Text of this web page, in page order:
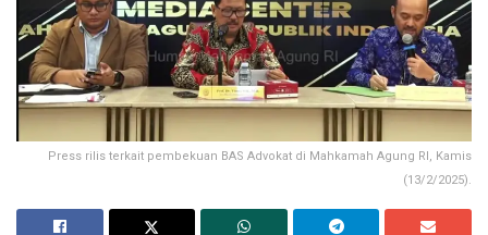
Press rilis terkait pembekuan BAS Advokat di Mahkamah Agung RI, Kamis
(13/2/2025).